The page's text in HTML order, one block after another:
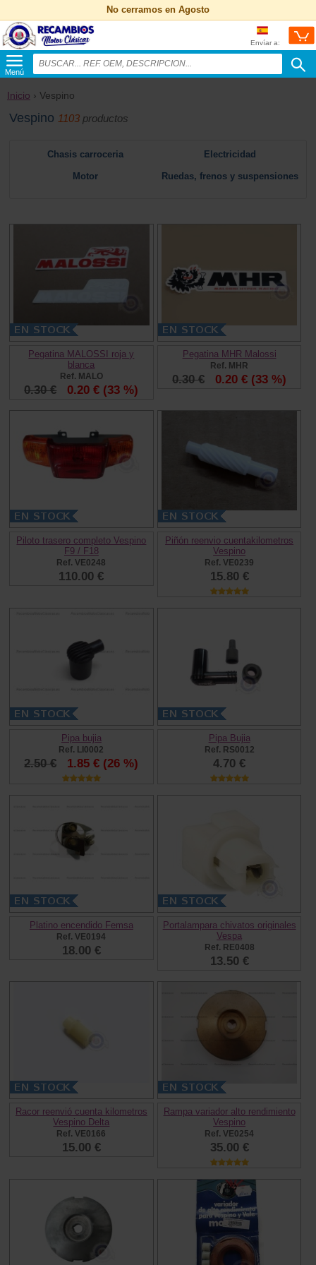
No cerramos en Agosto
Envíar a:
Menú
Inicio › Vespino
Vespino1103 productos
Chasis carroceria Electricidad
Motor Ruedas, frenos y suspensiones
Pegatina MALOSSI roja y
blanca
Ref. MALO
0.30 € 0.20 € (33 %)
Pegatina MHR Malossi
Ref. MHR
0.30 € 0.20 € (33 %)
Piloto trasero completo Vespino
F9 / F18
Ref. VE0248
110.00 €
Piñón reenvio cuentakilometros
Vespino
Ref. VE0239
15.80 €
Pipa bujia
Ref. LI0002
2.50 € 1.85 € (26 %)
Pipa Bujia
Ref. RS0012
4.70 €
Platino encendido Femsa
Ref. VE0194
18.00 €
Portalampara chivatos originales
Vespa
Ref. RE0408
13.50 €
Racor reenvió cuenta kilometros
Vespino Delta
Ref. VE0166
15.00 €
Rampa variador alto rendimiento
Vespino
Ref. VE0254
35.00 €